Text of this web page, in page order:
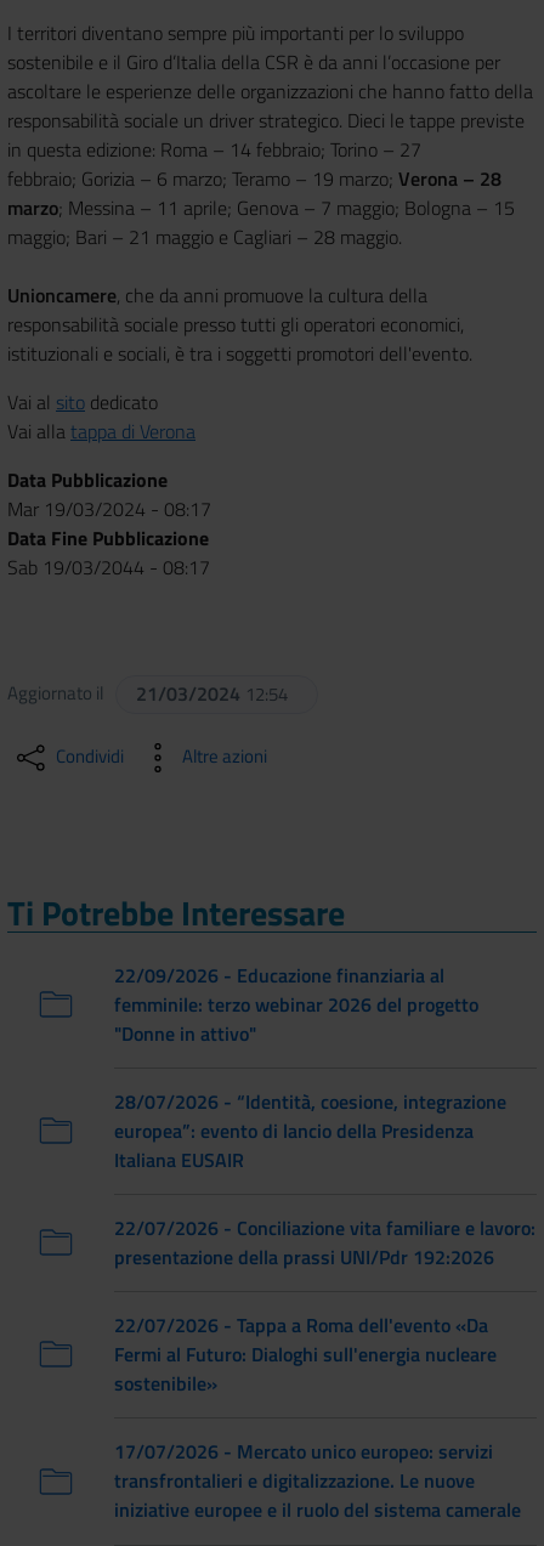
I territori diventano sempre più importanti per lo sviluppo
sostenibile e il Giro d’Italia della CSR è da anni l’occasione per
ascoltare le esperienze delle organizzazioni che hanno fatto della
responsabilità sociale un driver strategico. Dieci le tappe previste
in questa edizione: Roma – 14 febbraio; Torino – 27
febbraio; Gorizia – 6 marzo; Teramo – 19 marzo; Verona – 28
marzo; Messina – 11 aprile; Genova – 7 maggio; Bologna – 15
maggio; Bari – 21 maggio e Cagliari – 28 maggio.
Unioncamere, che da anni promuove la cultura della
responsabilità sociale presso tutti gli operatori economici,
istituzionali e sociali, è tra i soggetti promotori dell'evento.
Vai al sito dedicato
Vai allatappa di Verona
Data Pubblicazione
Mar 19/03/2024 - 08:17
Data Fine Pubblicazione
Sab 19/03/2044 - 08:17
Aggiornato il 21/03/2024 12:54
Condividi Altre azioni
Ti Potrebbe Interessare
22/09/2026 - Educazione finanziaria al
femminile: terzo webinar 2026 del progetto
"Donne in attivo"
28/07/2026 - “Identità, coesione, integrazione
europea”: evento di lancio della Presidenza
Italiana EUSAIR
22/07/2026 - Conciliazione vita familiare e lavoro:
presentazione della prassi UNI/Pdr 192:2026
22/07/2026 - Tappa a Roma dell'evento «Da
Fermi al Futuro: Dialoghi sull'energia nucleare
sostenibile»
17/07/2026 - Mercato unico europeo: servizi
transfrontalieri e digitalizzazione. Le nuove
iniziative europee e il ruolo del sistema camerale